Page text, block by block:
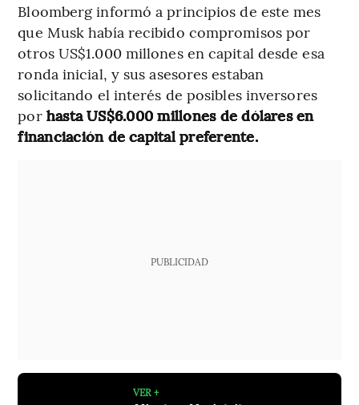
Bloomberg informó a principios de este mes
que Musk había recibido compromisos por
otros US$1.000 millones en capital desde esa
ronda inicial, y sus asesores estaban
solicitando el interés de posibles inversores
por hasta US$6.000 millones de dólares en
financiación de capital preferente.
PUBLICIDAD
VER +